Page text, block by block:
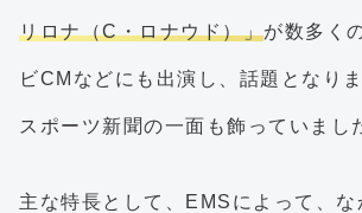
リロナ（C・ロナウド）」が数多く
ビCMなどにも出演し、話題となり
スポーツ新聞の一面も飾っていまし
主な特長として、EMSによって、な